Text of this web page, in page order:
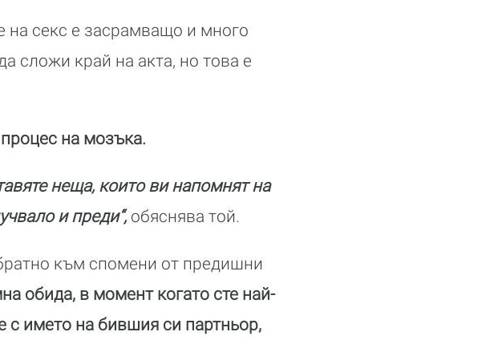
на секс е засрамващо и много
сложи край на акта, но това е
на мозъка.
неща, които ви напомнят на
и преди“, обяснява той.
към спомени от предишни
обида, в момент когато сте най-
с името на бившия си партньор,